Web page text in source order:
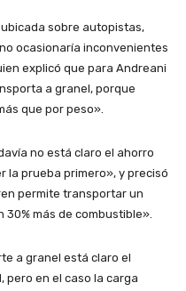
sobre autopistas,
ocasionaría inconvenientes
explicó que para Andreani
a granel, porque
que por peso».
no está claro el ahorro
la prueba primero», y precisó
permite transportar un
30% más de combustible».
a granel está claro el
pero en el caso la carga